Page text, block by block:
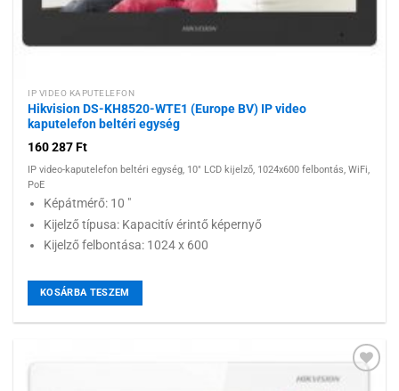
IP VIDEO KAPUTELEFON
Hikvision DS-KH8520-WTE1 (Europe BV) IP video
kaputelefon beltéri egység
160 287Ft
IP video-kaputelefon beltéri egység, 10" LCD kijelző, 1024x600 felbontás, WiFi,
PoE
Képátmérő: 10 "
Kijelző típusa: Kapacitív érintő képernyő
Kijelző felbontása: 1024 x 600
KOSÁRBA TESZEM